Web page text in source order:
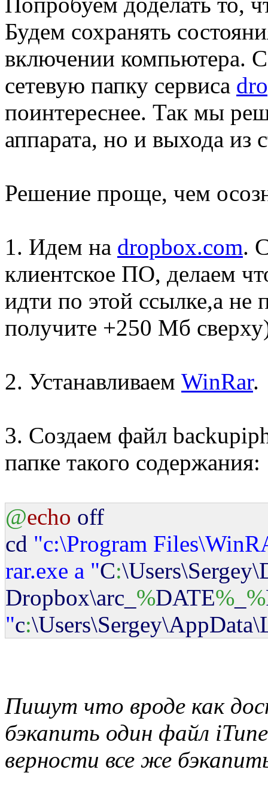
Будем сохранять
включении компьютера.
сетевую папку сервиса
поинтереснее. Так мы
аппарата, но и выхода из
Решение проще, чем
1. Идем на dropbox.com.
клиентское ПО, делаем
идти по этой ссылке,а
получите +250 Мб
2. Устанавливаем WinRar.
3. Создаем файл
папке такого содержания:
@echo off
cd "c:\Program Files\W
rar.exe a "C:
Dropbox\arc_ %DATE% %
"c:
Пишут что вроде как
бэкапить один файл
верности все же